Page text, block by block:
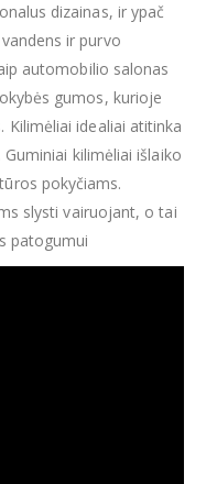
dizainas, ir ypač
ir purvo
automobilio salonas
gumos, kurioje
idealiai atitinka
kilimėliai išlaiko
pokyčiams.
slysti vairuojant, o tai
patogumui